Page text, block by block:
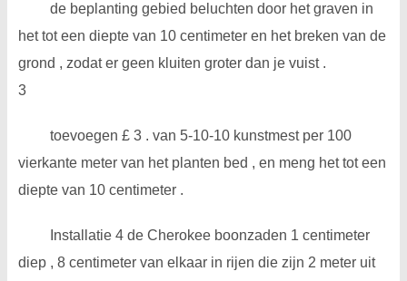
de beplanting gebied beluchten door het graven in
het tot een diepte van 10 centimeter en het breken van de
grond , zodat er geen kluiten groter dan je vuist .
3
toevoegen £ 3 . van 5-10-10 kunstmest per 100
vierkante meter van het planten bed , en meng het tot een
diepte van 10 centimeter .
Installatie 4 de Cherokee boonzaden 1 centimeter
diep , 8 centimeter van elkaar in rijen die zijn 2 meter uit